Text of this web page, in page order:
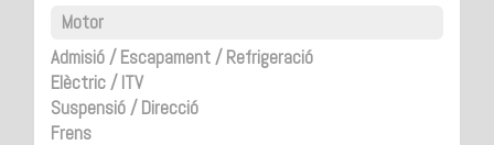
Motor
Admisió / Escapament / Refrigeració
Elèctric / ITV
Suspensió / Direcció
Frens